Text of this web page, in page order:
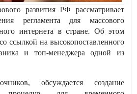
развития РФ рассматривает
регламента для массового
интернета в стране. Об этом
ссылкой на высокопоставленного
и топ-менеджера одной из
обсуждается создание